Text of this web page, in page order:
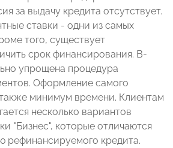
за выдачу кредита отсутствует.
ставки - одни из самых
того, существует
срок финансирования. В-
упрощена процедура
Оформление самого
минимум времени. Клиентам
несколько вариантов
"Бизнес", которые отличаются
рефинансируемого кредита.